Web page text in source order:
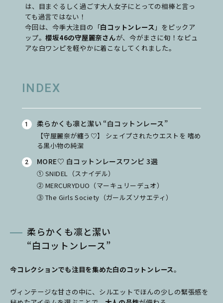
は、目まぐるしく過ごす大人女子にとっての相棒と言っ
ても過言ではない！
今回は、今季大注目の「白コットンレース 」をピックア
ップ。櫻坂46の守屋麗奈さんが、今がまさに旬！なピュ
アな白ワンピを軽やかに着こなしてくれました。
INDEX
柔らかくも凛と潔い “白コットンレース”
【守屋麗奈が纏う♡】 シェイプされたウエストを 嗜め
る黒小物の純潔
MORE♡ 白コットンレースワンピ 3選
① SNIDEL（スナイデル）
② MERCURYDUO（マーキュリーデュオ）
③ The Girls Society（ガールズソサエティ）
柔らかくも凛と潔い
“白コットンレース”
今コレクションでも注目を集めた白のコットンレース。
ヴィンテージな甘さの中に、シルエットでほんの少しの緊張感を